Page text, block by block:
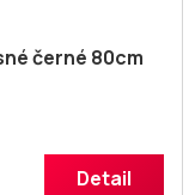
černé 80cm
Detail